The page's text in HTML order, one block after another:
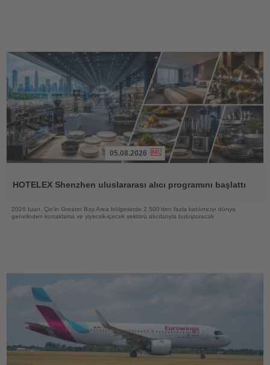
05.08.2026
HOTELEX Shenzhen uluslararası alıcı programını başlattı
2026 fuarı, Çin'in Greater Bay Area bölgesinde 2.500'den fazla katılımcıyı dünya
genelinden konaklama ve yiyecek-içecek sektörü alıcılarıyla buluşturacak